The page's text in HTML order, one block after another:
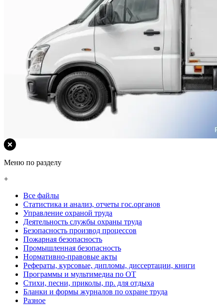
Меню по разделу
+
Все файлы
Статистика и анализ, отчеты гос.органов
Управление охраной труда
Деятельность службы охраны труда
Безопасность производ процессов
Пожарная безопасность
Промышленная безопасность
Нормативно-правовые акты
Рефераты, курсовые, дипломы, диссертации, книги
Программы и мультимедиа по ОТ
Стихи, песни, приколы, пр. для отдыха
Бланки и формы журналов по охране труда
Разное